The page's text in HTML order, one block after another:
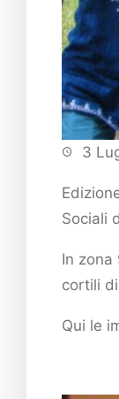
3
Sociali
In zona
cortili
Qui le